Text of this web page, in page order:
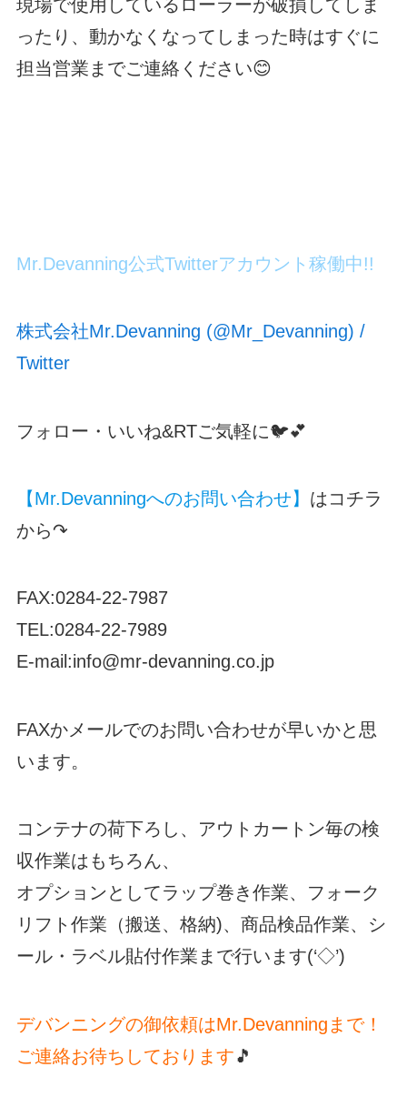
現場で使用しているローラーが破損してしま
ったり、動かなくなってしまった時はすぐに
担当営業までご連絡ください😊
Mr.Devanning公式Twitterアカウント稼働中!!
株式会社Mr.Devanning (@Mr_Devanning) /
Twitter
フォロー・いいね&RTご気軽に🐦💕
【Mr.Devanningへのお問い合わせ】 はコチラ
から↷
FAX:0284-22-7987
TEL:0284-22-7989
E-mail:info@mr-devanning.co.jp
FAXかメールでのお問い合わせが早いかと思
います。
コンテナの荷下ろし、アウトカートン毎の検
収作業はもちろん、
オプションとしてラップ巻き作業、フォーク
リフト作業（搬送、格納)、商品検品作業、シ
ール・ラベル貼付作業まで行います(‘◇’)ゞ
デバンニングの御依頼はMr.Devanningまで！
ご連絡お待ちしております🎵